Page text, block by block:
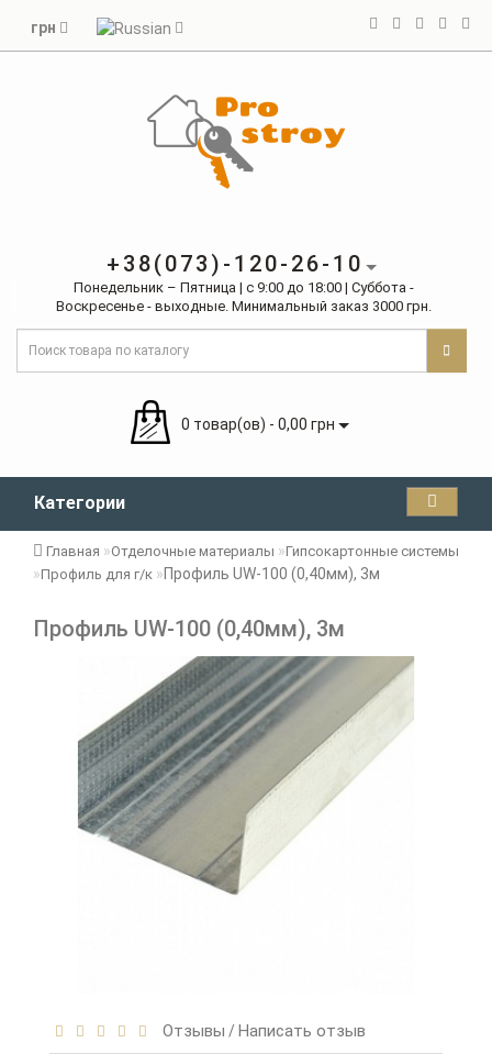
грн
+38(073)-120-26-10
Понедельник – Пятница | с 9:00 до 18:00 | Суббота -
Воскресенье - выходные. Минимальный заказ 3000 грн.
0 товар(ов) - 0,00 грн
Категории
Главная Отделочные материалы
Гипсокартонные системы
Профиль для г/к
Профиль UW-100 (0,40мм), 3м
Профиль UW-100 (0,40мм), 3м
Отзывы /Написать отзыв